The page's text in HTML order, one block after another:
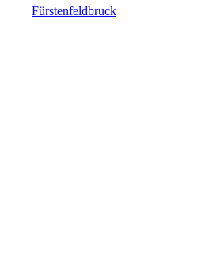
Fürstenfeldbruck